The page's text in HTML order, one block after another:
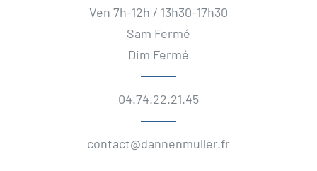
Ven 7h-12h / 13h30-17h30
Sam Fermé
Dim Fermé
04.74.22.21.45
contact@dannenmuller.fr